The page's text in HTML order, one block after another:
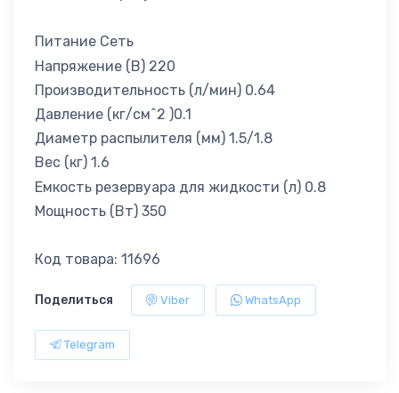
Питание Сеть
Напряжение (В) 220
Производительность (л/мин) 0.64
Давление (кг/см^2 )0.1
Диаметр распылителя (мм) 1.5/1.8
Вес (кг) 1.6
Емкость резервуара для жидкости (л) 0.8
Мощность (Вт) 350
Код товара: 11696
Поделиться Viber WhatsApp
Telegram